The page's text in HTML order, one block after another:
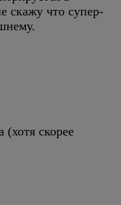
скажу что супер-
(хотя скорее